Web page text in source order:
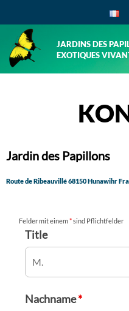
JARDINS DES
EXOTIQUES
Jardin des Papillons
Route de Ribeauvillé 68150 Hunawihr
Felder mit einem*sind Pflichtfelder
Title
Nachname*